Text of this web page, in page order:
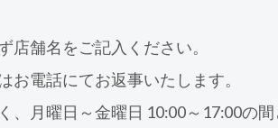
店舗名をご記入ください。
お電話にてお返事いたします。
、月曜日～金曜日 10:00～17:00の間